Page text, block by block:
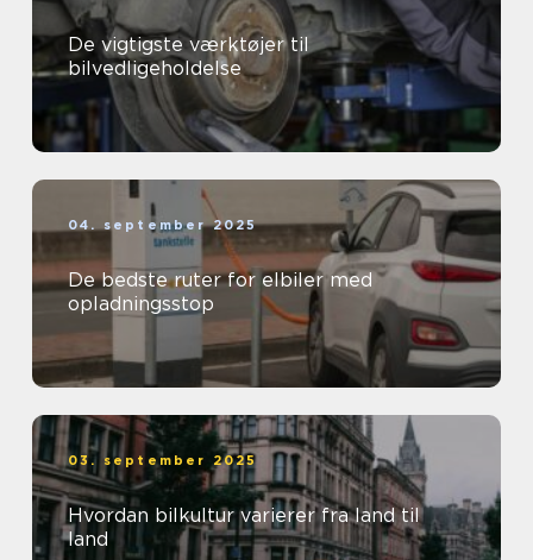
De vigtigste værktøjer til
bilvedligeholdelse
04. september 2025
De bedste ruter for elbiler med
opladningsstop
03. september 2025
Hvordan bilkultur varierer fra land til
land